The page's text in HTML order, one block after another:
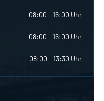
08:00 - 16:00 Uhr
08:00 - 16:00 Uhr
08:00 - 13:30 Uhr